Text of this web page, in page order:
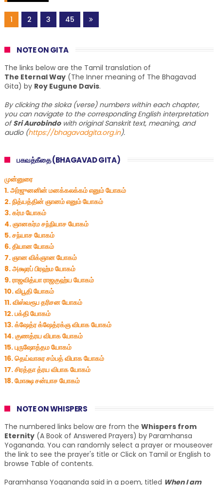
1 2 3 45
NOTE ON GITA
The links below are the Tamil translation of
The Eternal Way(The Inner meaning of The Bhagavad
Gita) by Roy Eugune Davis.
By clicking the sloka (verse) numbers within each chapter,
you can navigate to the corresponding English interpretation
ofSri Aurobindowith original Sanskrit text, meaning, and
audio (https://bhagavadgita.org.in).
பகவத்கீதை (BHAGAVAD GITA)
முன்னுரை
1. அர்ஜுனனின் மனக்கலக்கம் எனும் யோகம்
2. நித்யத்தின் ஞானம் எனும் யோகம்
3. கர்ம யோகம்
4. ஞானகர்ம சந்நியாச யோகம்
5. சந்யாச யோகம்
6. தியான யோகம்
7. ஞான விக்ஞான யோகம்
8. அக்ஷரப் பிரஹ்ம யோகம்
9. ராஜவித்யா ராஜகுஹ்ய யோகம்
10. விபூதி யோகம்
11. விஸ்வரூப தரிசன யோகம்
12. பக்தி யோகம்
13. க்ஷேத்ர க்ஷேத்ரக்ஞ விபாக யோகம்
14. குணத்ரய விபாக யோகம்
15. புருஷோத்தம யோகம்
16. தெய்வாசுர சம்பத் விபாக யோகம்
17. சிரத்தா த்ரய விபாக யோகம்
18. மோக்ஷ சன்யாச யோகம்
NOTE ON WHISPERS
The numbered links below are from the Whispers from
Eternity(A Book of Answered Prayers) by Paramhansa
Yogananda. You can randomly select a prayer or mouseover
the link to see the prayer's title or Click on Tamil or English to
browse Table of contents.
Paramhansa Yogananda said in a poem, titled When I am